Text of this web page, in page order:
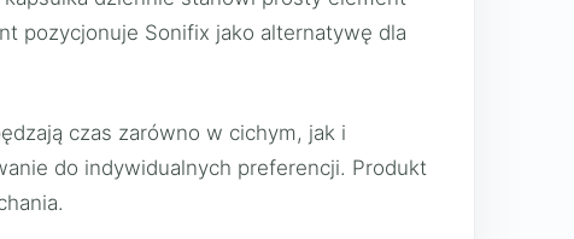
pozycjonuje Sonifix jako alternatywę dla
czas zarówno w cichym, jak i
do indywidualnych preferencji. Produkt